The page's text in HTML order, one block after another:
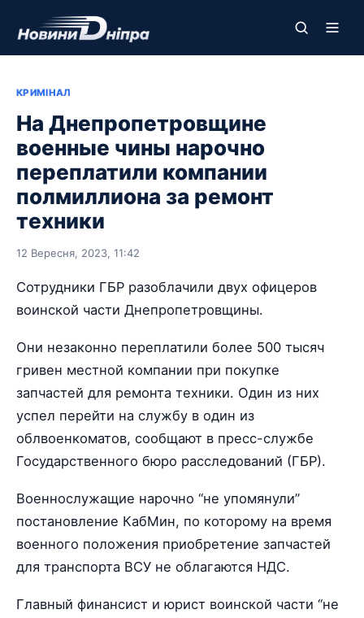
КРИМІНАЛ
На Днепропетровщине
военные чины нарочно
переплатили компании
полмиллиона за ремонт
техники
12 Вересня, 2023, 11:42
Сотрудники ГБР разоблачили двух офицеров
воинской части Днепропетровщины.
Они незаконно переплатили более 500 тысяч
гривен местной компании при покупке
запчастей для ремонта техники. Один из них
успел перейти на службу в один из
облвоенкоматов, сообщают в пресс-службе
Государственного бюро расследований (ГБР).
Военнослужащие нарочно “не упомянули”
постановление КабМин, по которому на время
военного положения приобретение запчастей
для транспорта ВСУ не облагаются НДС.
Главный финансист и юрист воинской части “не